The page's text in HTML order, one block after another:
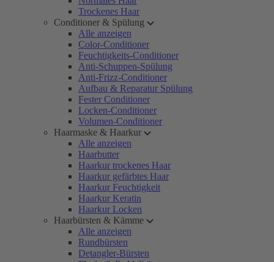
Trockenes Haar
Conditioner & Spülung
Alle anzeigen
Color-Conditioner
Feuchtigkeits-Conditioner
Anti-Schuppen-Spülung
Anti-Frizz-Conditioner
Aufbau & Reparatur Spülung
Fester Conditioner
Locken-Conditioner
Volumen-Conditioner
Haarmaske & Haarkur
Alle anzeigen
Haarbutter
Haarkur trockenes Haar
Haarkur gefärbtes Haar
Haarkur Feuchtigkeit
Haarkur Keratin
Haarkur Locken
Haarbürsten & Kämme
Alle anzeigen
Rundbürsten
Detangler-Bürsten